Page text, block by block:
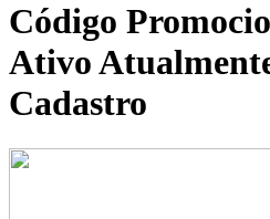
Código
Ativo
Cadastro